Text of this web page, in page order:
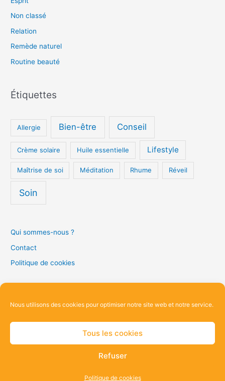
Nous utilisons des cookies pour optimiser notre site web et notre service.
Tous les cookies
Refuser
Politique de cookies
h
e
r
Non classé
Relation
Remède naturel
Routine beauté
Étiquettes
Allergie Bien-être Conseil
Crème solaire Huile essentielle Lifestyle
Maîtrise de soi Méditation Rhume Réveil
Soin
Qui sommes-nous ?
Contact
Politique de cookies
R
h
Copyright © 2026 Blog équilibre